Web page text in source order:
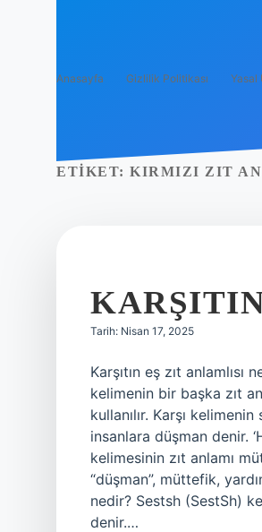
Anasayfa Gizlilik Politikası Yasal
ETIKET: KIRMIZI ZIT
Tarih: Nisan 17, 2025
Karşıtın eş zıt
kelimenin bir başka zıt
kullanılır. Karşı
insanlara düşman denir.
kelimesinin zıt anlamı
“düşman”, müttefik,
nedir? Sestsh (SestSh)
denir.…